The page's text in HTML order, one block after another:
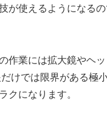
が使えるようになる
作業には拡大鏡やヘ
けでは限界がある極
クになります。